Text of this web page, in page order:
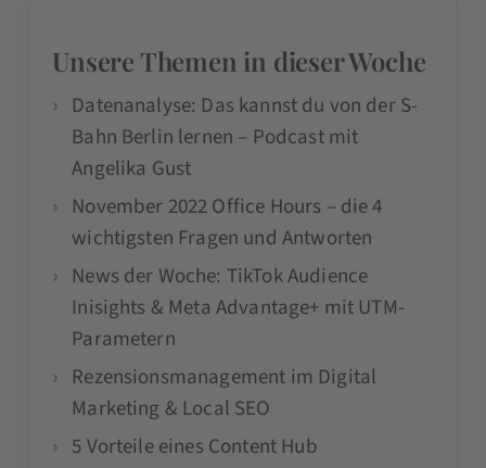
Unsere Themen in dieser Woche
Datenanalyse: Das kannst du von der S-
Bahn Berlin lernen – Podcast mit
Angelika Gust
November 2022 Office Hours – die 4
wichtigsten Fragen und Antworten
News der Woche: TikTok Audience
Inisights & Meta Advantage+ mit UTM-
Parametern
Rezensionsmanagement im Digital
Marketing & Local SEO
5 Vorteile eines Content Hub